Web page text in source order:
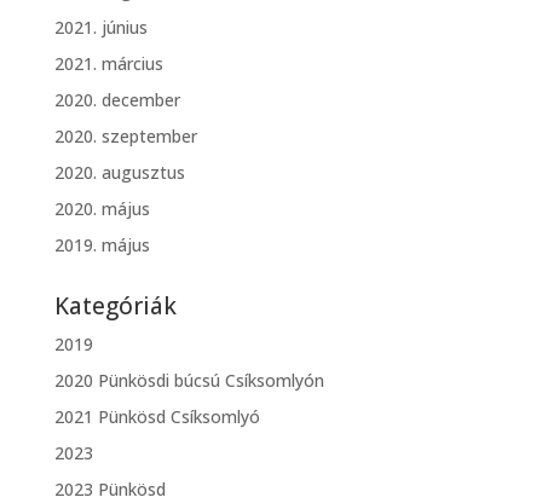
2021. június
2021. március
2020. december
2020. szeptember
2020. augusztus
2020. május
2019. május
Kategóriák
2019
2020 Pünkösdi búcsú Csíksomlyón
2021 Pünkösd Csíksomlyó
2023
2023 Pünkösd